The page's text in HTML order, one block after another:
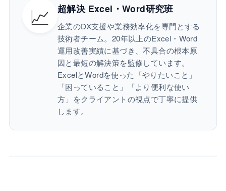
📈 超解決 Excel・Word研究班
企業のDX支援や業務効率化を専門とする
技術者チーム。20年以上のExcel・Word
運用改善実績に基づき、不具合の根本原
因と最短の解決策を監修しています。
ExcelとWordを使った「やりたいこと」
「困っていること」「より便利な使い
方」をクライアントの視点で丁寧に提供
します。